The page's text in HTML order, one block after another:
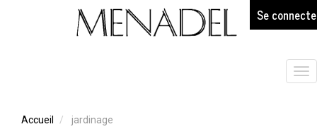
Se
Accueil jardinage